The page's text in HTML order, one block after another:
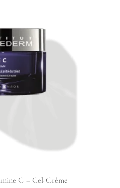
C – Gel-Crème